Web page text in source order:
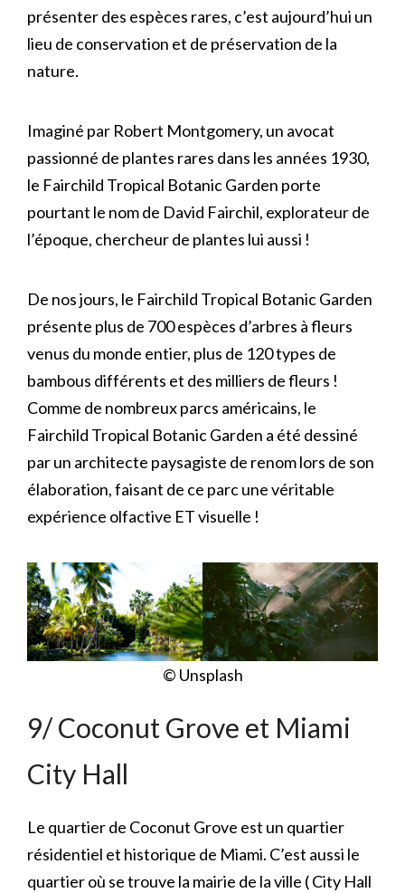
présenter des espèces rares, c’est aujourd’hui un
lieu de conservation et de préservation de la
nature.
Imaginé par Robert Montgomery, un avocat
passionné de plantes rares dans les années 1930,
le Fairchild Tropical Botanic Garden porte
pourtant le nom de David Fairchil, explorateur de
l’époque, chercheur de plantes lui aussi !
De nos jours, le Fairchild Tropical Botanic Garden
présente plus de 700 espèces d’arbres à fleurs
venus du monde entier, plus de 120 types de
bambous différents et des milliers de fleurs !
Comme de nombreux parcs américains, le
Fairchild Tropical Botanic Garden a été dessiné
par un architecte paysagiste de renom lors de son
élaboration, faisant de ce parc une véritable
expérience olfactive ET visuelle !
© Unsplash
9/ Coconut Grove et Miami
City Hall
Le quartier de Coconut Grove est un quartier
résidentiel et historique de Miami. C’est aussi le
quartier où se trouve la mairie de la ville ( City Hall